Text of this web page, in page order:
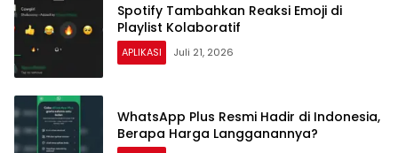
Spotify Tambahkan Reaksi Emoji di
Playlist Kolaboratif
APLIKASI Juli 21, 2026
WhatsApp Plus Resmi Hadir di Indonesia,
Berapa Harga Langganannya?